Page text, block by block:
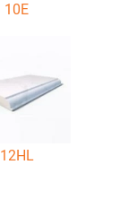
10E
12HL